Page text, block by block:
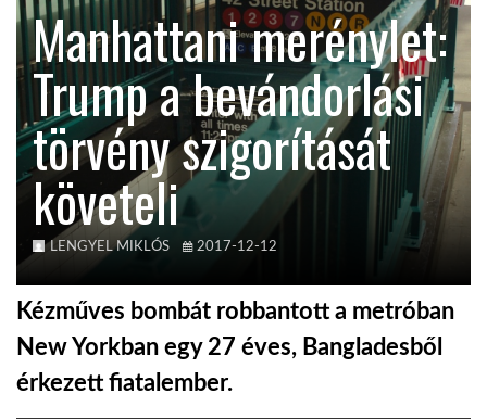
KÖZEL-KELET
AUSZTRÁLIA
A VILÁG ITTHON
MÉDIA
Manhattani merénylet:
Trump a bevándorlási
törvény szigorítását
követeli
LENGYEL MIKLÓS 2017-12-12
Kézműves bombát robbantott a metróban
New Yorkban egy 27 éves, Bangladesből
érkezett fiatalember.